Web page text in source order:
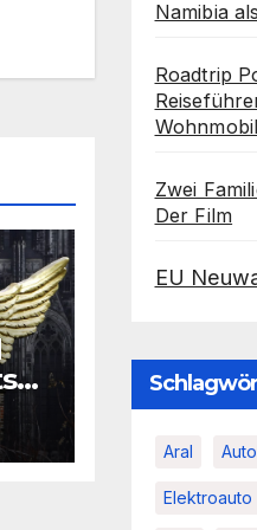
Namibia
Roadtrip
Wohnmobil
Zwei
Der Film
EU
Aral
Elektroauto